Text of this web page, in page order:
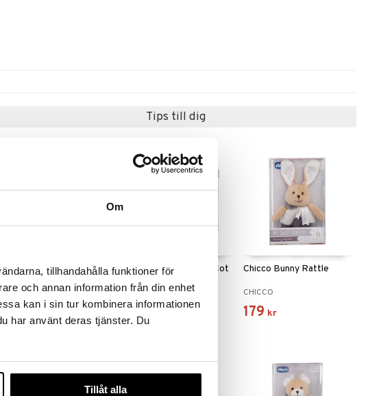
Om
tillhandahålla funktioner för
och annan information från din enhet
kan i sin tur kombinera informationen
har använt deras tjänster. Du
Tillåt alla
Tips till dig
Chicco Baby Bear
CHICCO
499
Chicco Bear & Bunny Cot
Mobile
CHICCO
499
Chicco Bunny Rattle
CHICCO
179 kr